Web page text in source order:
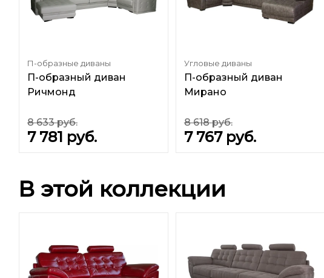
П-образные диваны
П-образный диван
Ричмонд
8 633 руб.
7 781 руб.
Угловые диваны
П-образный диван
Мирано
8 618 руб.
7 767 руб.
В этой коллекции